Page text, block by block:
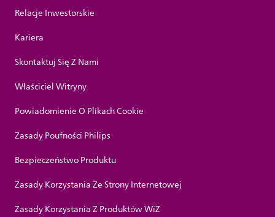
Relacje Inwestorskie
Kariera
Skontaktuj Się Z Nami
Właściciel Witryny
Powiadomienie O Plikach Cookie
Zasady Poufności Philips
Bezpieczeństwo Produktu
Zasady Korzystania Ze Strony Internetowej
Zasady Korzystania Z Produktów WiZ